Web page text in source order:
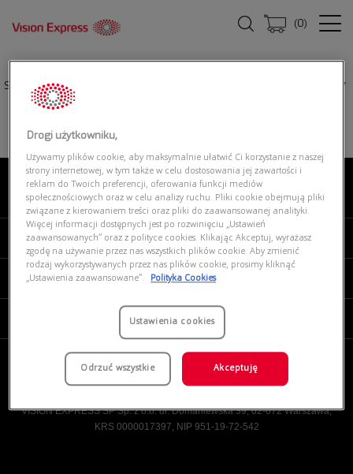
(0)
Strona główna| POLO RALPH LAUREN 0PH1229 9307
O NAS
MOJE VISION EXPRESS
PRODUKTY I USŁUGI
VISION EXPRESS SP Sp. z o.o. ul. Domaniewska 39, 02-672 Warszawa,
KRS 0000017397, NIP 951-19-72-542
Drogi użytkowniku,
Używamy plików cookie, aby maksymalnie ułatwić Ci korzystanie z naszej
strony internetowej, w tym także w celu dostosowania jej zawartości i
reklam do Twoich preferencji, oferowania funkcji mediów
społecznościowych oraz w celu analizy ruchu. Pliki cookie obejmują pliki
związane z kierowaniem treści oraz pliki do zaawansowanej analityki.
Więcej informacji dostępnych jest po rozwinięciu „Ustawień
zaawansowanych” oraz z polityce cookies. Klikając Akceptuj, wyrażasz
zgodę na używanie przez nas wszystkich plików cookie. Aby zmienić
rodzaj wykorzystywanych przez nas plików cookie, prosimy kliknąć
„Ustawienia zaawansowane”.
Polityka Cookies
Ustawienia cookies
Odrzuć wszystkie Akceptuję